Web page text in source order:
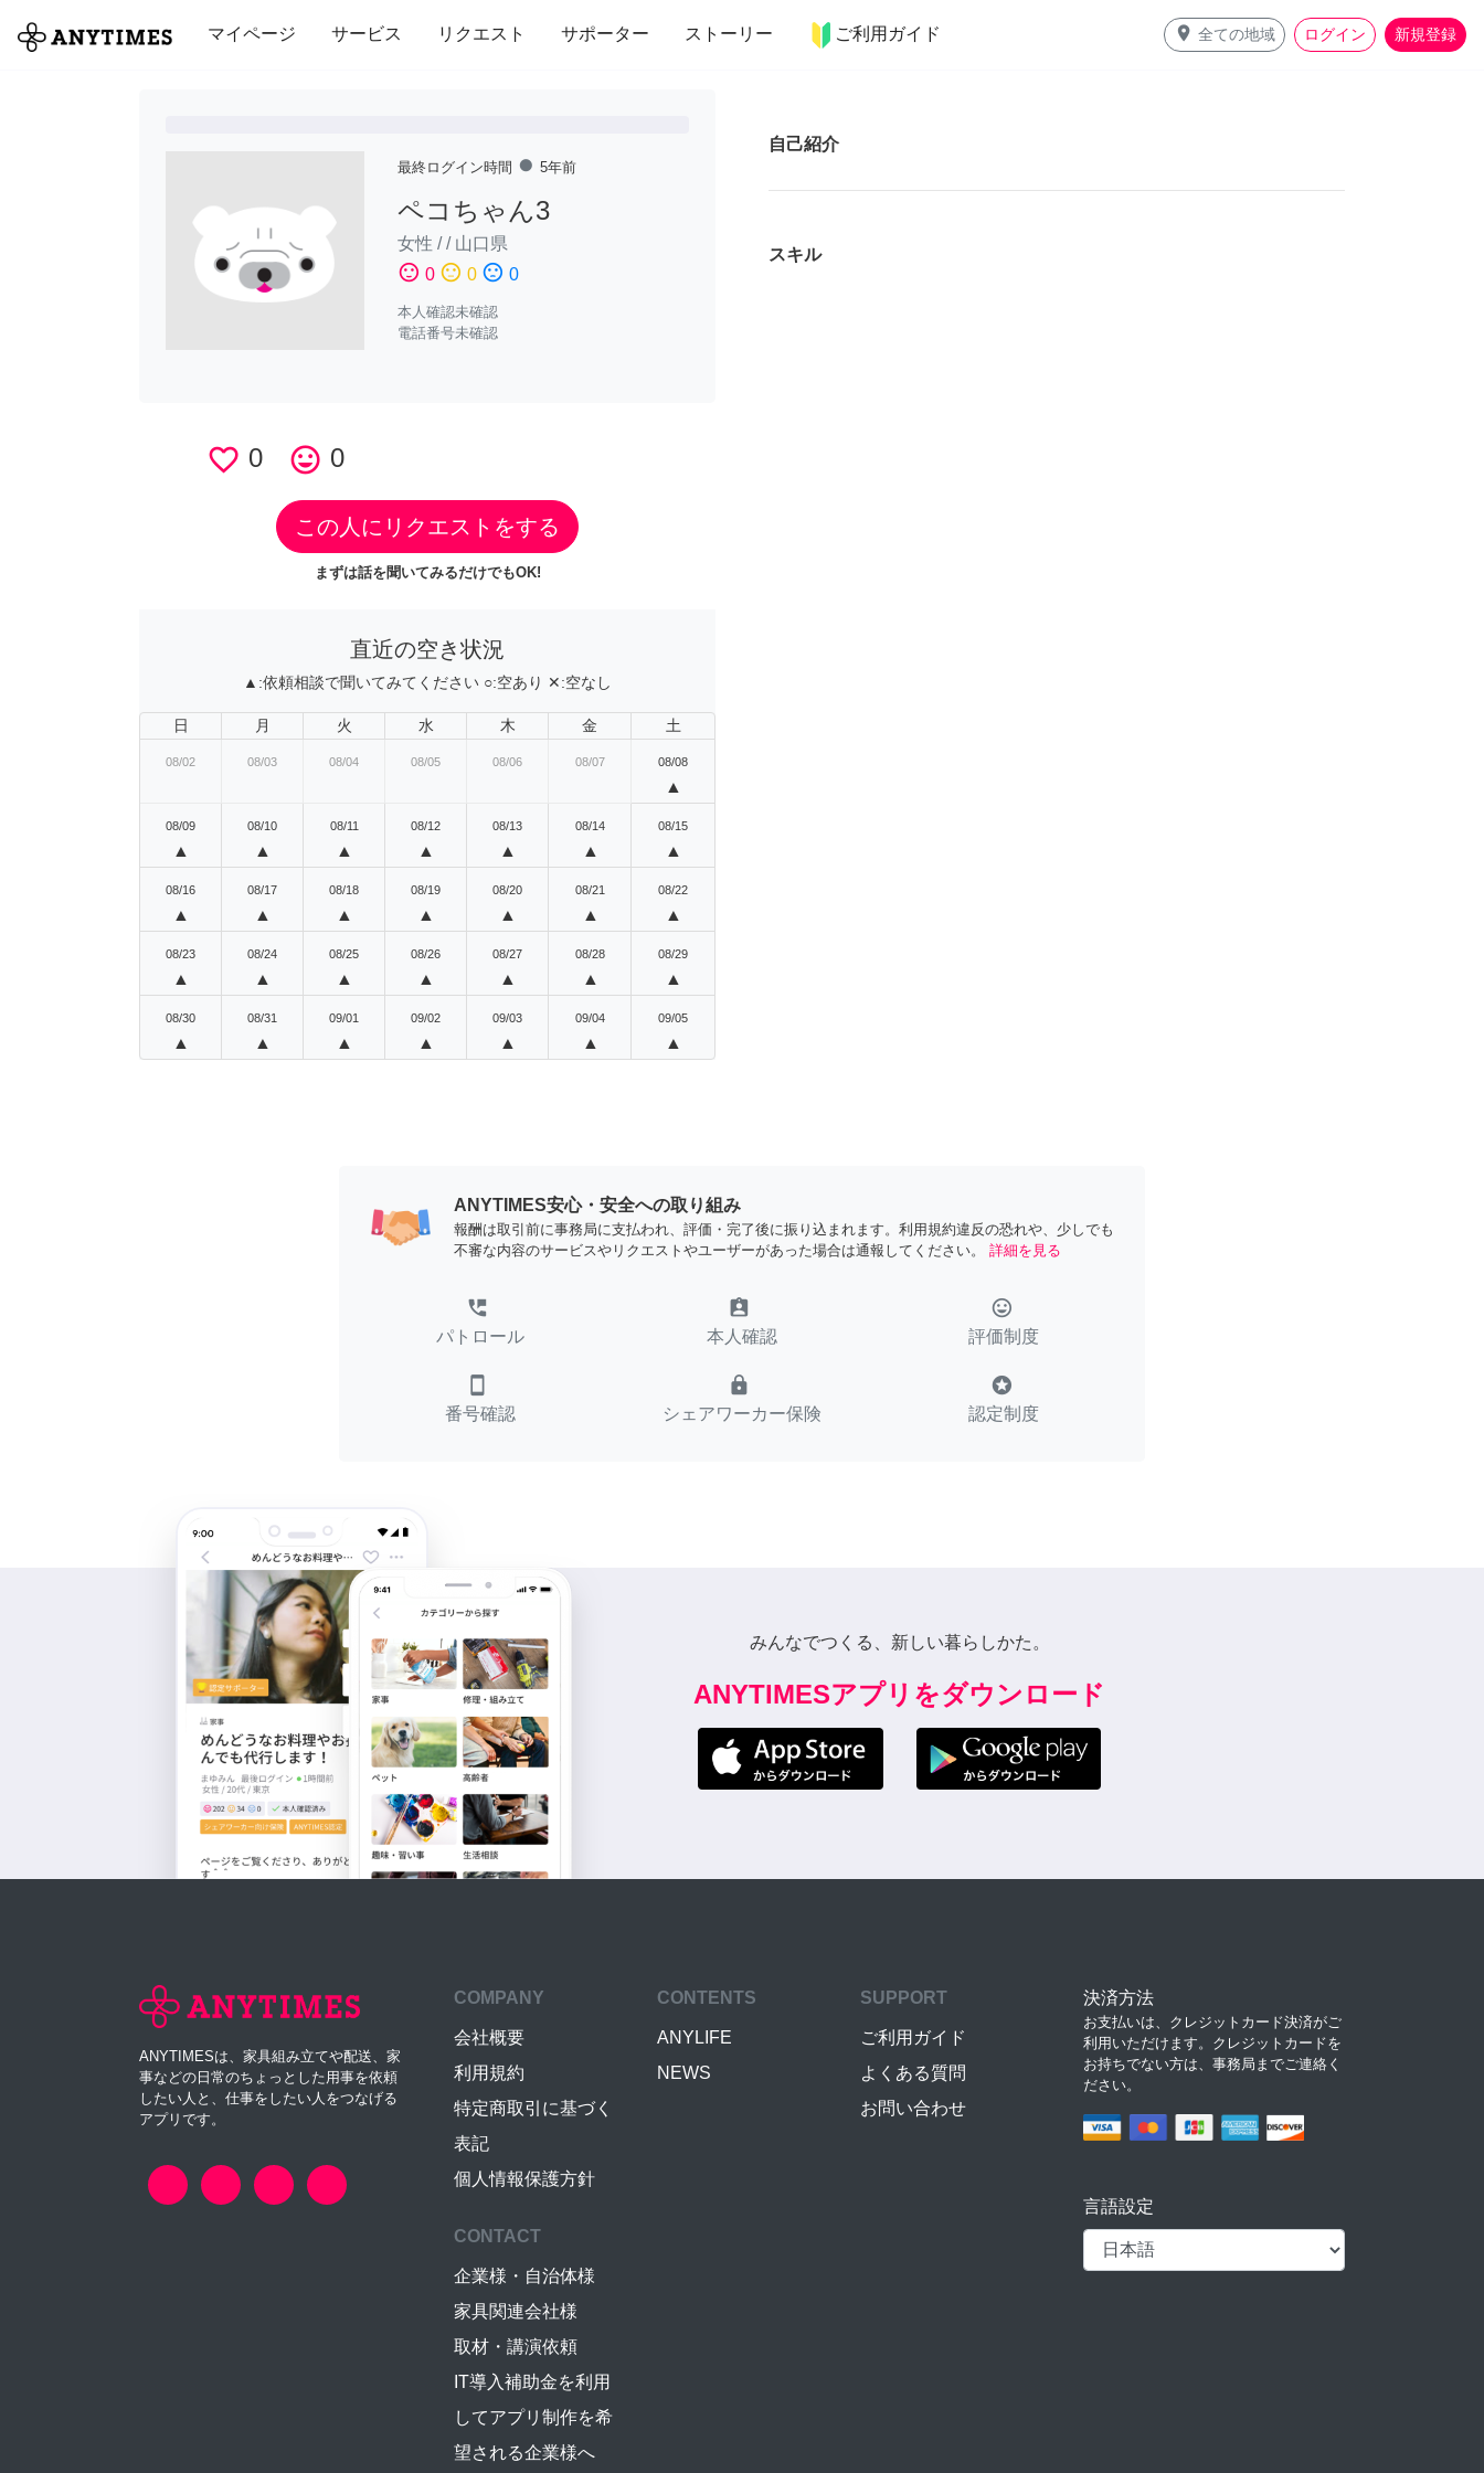
マイページ サービス リクエスト サポーター ストーリー ご利用ガイド place 全ての地域 ログイン 新規登録
全て 修理・組立 家事 引っ越し インテリア 趣味・習い事 ペット 料理
最終ログイン時間 fiber_manual_record 5年前
ペコちゃん3
女性 // 山口県
sentiment_satisfied 0 sentiment_neutral 0 sentiment_dissatisfied 0
本人確認未確認
電話番号未確認
favorite_border 0 tag_faces 0
この人にリクエストをする
まずは話を聞いてみるだけでもOK!
直近の空き状況
▲:依頼相談で聞いてみてください ○:空あり ✕:空なし
日 月 火 水 木 金 土
08/02 08/03 08/04 08/05 08/06 08/07 08/08
▲
08/09
▲
08/10
▲
08/11
▲
08/12
▲
08/13
▲
08/14
▲
08/15
▲
08/16
▲
08/17
▲
08/18
▲
08/19
▲
08/20
▲
08/21
▲
08/22
▲
08/23
▲
08/24
▲
08/25
▲
08/26
▲
08/27
▲
08/28
▲
08/29
▲
08/30
▲
08/31
▲
09/01
▲
09/02
▲
09/03
▲
09/04
▲
09/05
▲
自己紹介
スキル
ANYTIMES安心・安全への取り組み
報酬は取引前に事務局に支払われ、評価・完了後に振り込まれます。利用規約違反の恐れや、少しでも
不審な内容のサービスやリクエストやユーザーがあった場合は通報してください。
詳細を見る
perm_phone_msg
パトロール
assignment_ind
本人確認
tag_faces
評価制度
smartphone
番号確認
lock
シェアワーカー保険
stars
認定制度
みんなでつくる、新しい暮らしかた。
ANYTIMESアプリをダウンロード
ANYTIMESは、家具組み立てや配送、家
事などの日常のちょっとした用事を依頼
したい人と、仕事をしたい人をつなげる
アプリです。
COMPANY
会社概要
利用規約
特定商取引に基づく
表記
個人情報保護方針
CONTENTS
ANYLIFE
NEWS
SUPPORT
ご利用ガイド
よくある質問
お問い合わせ
CONTACT
企業様・自治体様
家具関連会社様
取材・講演依頼
IT導入補助金を利用
してアプリ制作を希
望される企業様へ
決済方法
お支払いは、クレジットカード決済がご
利用いただけます。クレジットカードを
お持ちでない方は、事務局までご連絡く
ださい。
言語設定